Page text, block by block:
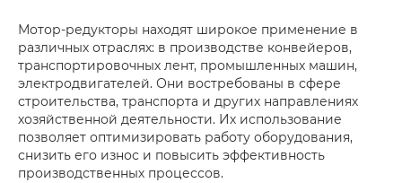
Мотор-редукторы находят широкое применение в
различных отраслях: в производстве конвейеров,
транспортировочных лент, промышленных машин,
электродвигателей. Они востребованы в сфере
строительства, транспорта и других направлениях
хозяйственной деятельности. Их использование
позволяет оптимизировать работу оборудования,
снизить его износ и повысить эффективность
производственных процессов.